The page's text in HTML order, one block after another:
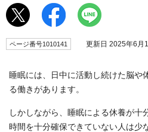
ページ番号1010141 更新日 2025年6月
睡眠には、日中に活動し続けた脳や
る働きがあります。
しかしながら、睡眠による休養が十
時間を十分確保できていない人は少